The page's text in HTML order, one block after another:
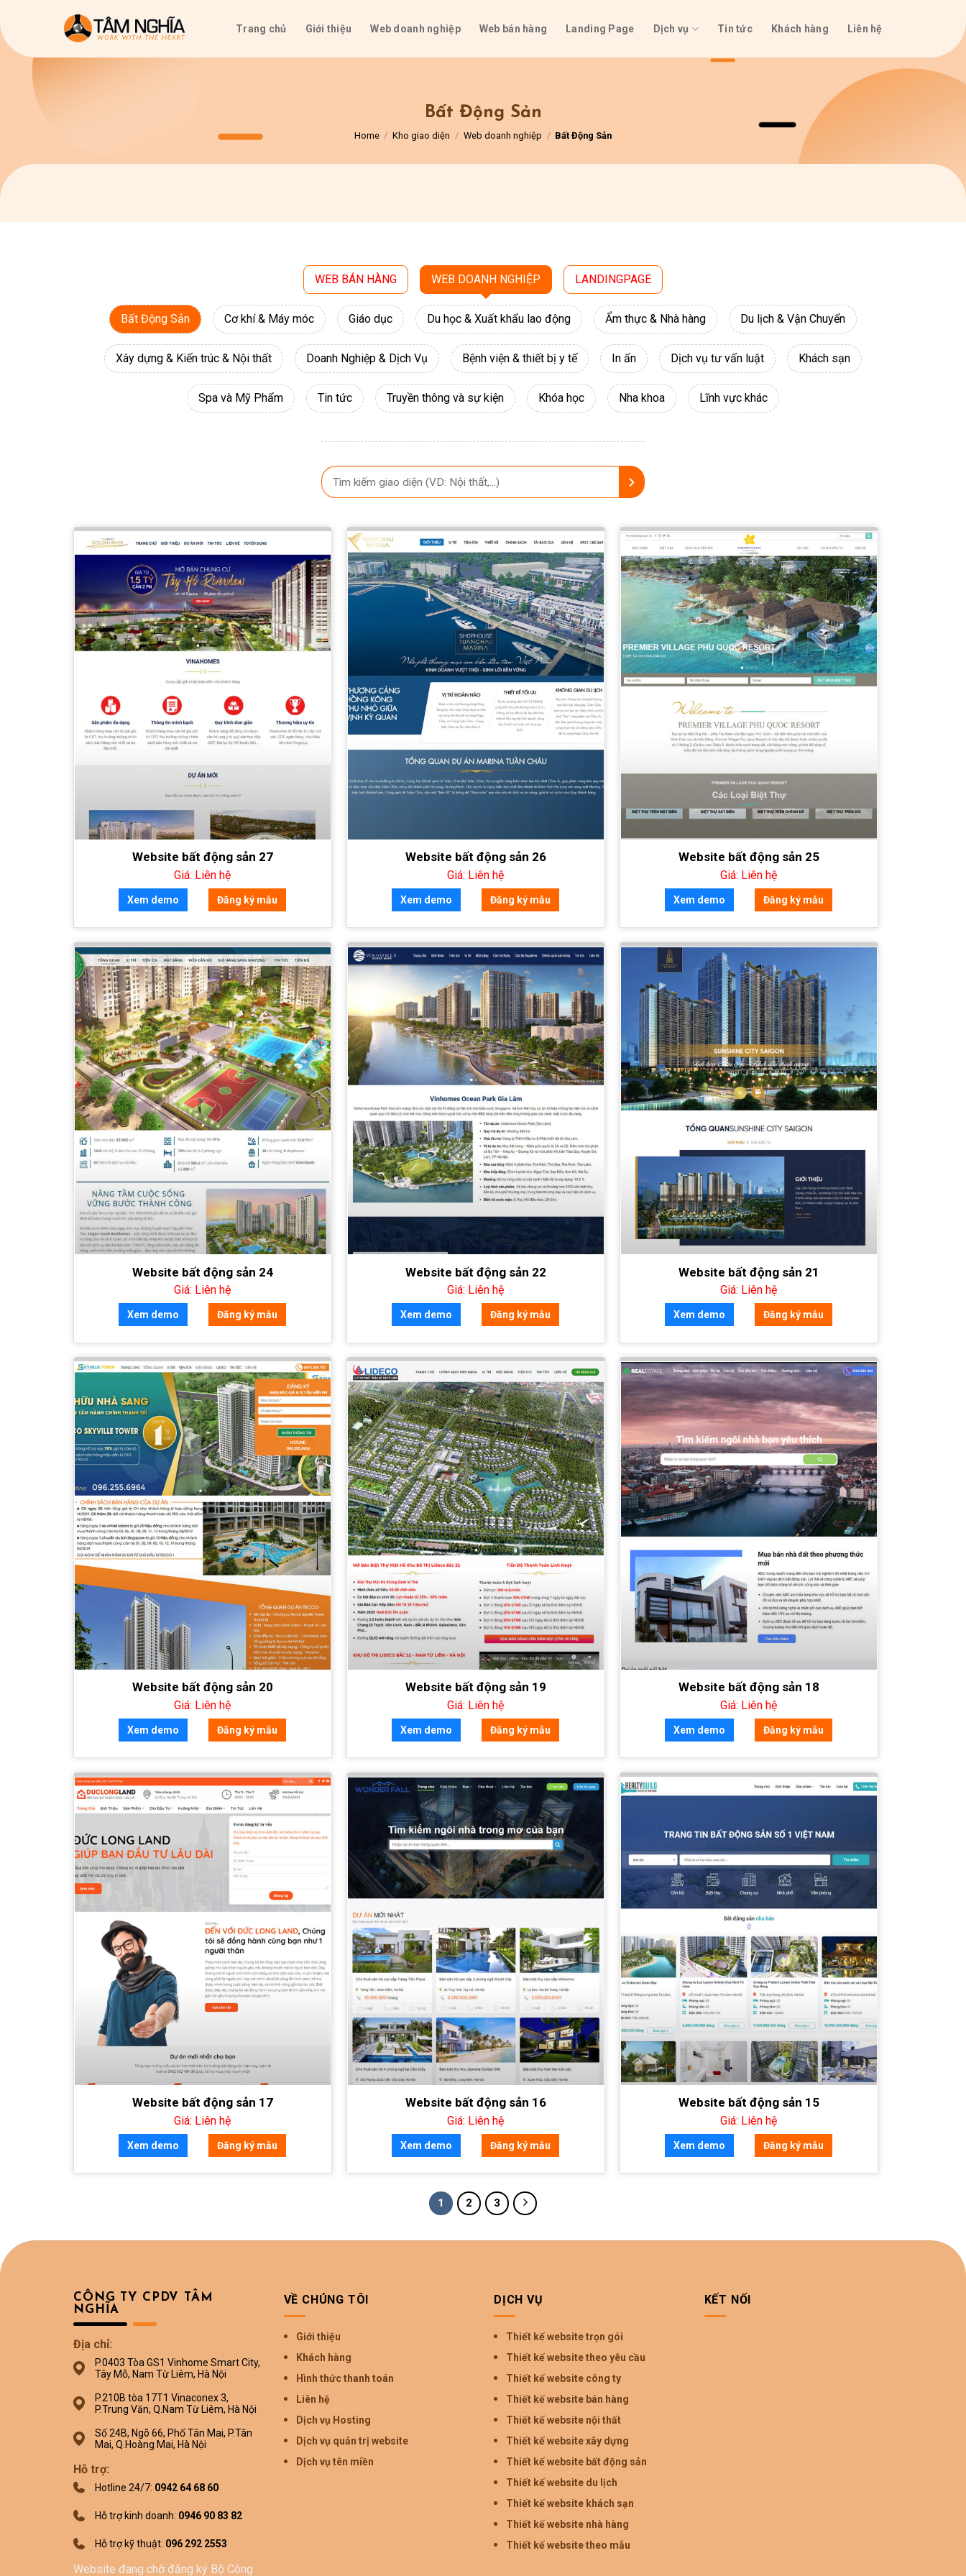
to
content
Trang chủ Giới thiệu Web doanh nghiệp Web bán hàng Landing Page Dịch vụ Tin tức Khách hàng Liên hệ
Bất Động Sản
Home / Kho giao diện / Web doanh nghiệp / Bất Động Sản
WEB BÁN HÀNG WEB DOANH NGHIỆP LANDINGPAGE
Bất Động Sản Cơ khí & Máy móc Giáo dục Du học & Xuất khẩu lao động Ẩm thực & Nhà hàng Du lịch & Vận Chuyển
Xây dựng & Kiến trúc & Nội thất Doanh Nghiệp & Dịch Vụ Bệnh viện & thiết bị y tế In ấn Dịch vụ tư vấn luật Khách sạn
Spa và Mỹ Phẩm Tin tức Truyền thông và sự kiện Khóa học Nha khoa Lĩnh vực khác
Website bất động sản 27
Giá: Liên hệ
Xem demo Đăng ký mẫu
Website bất động sản 26
Giá: Liên hệ
Xem demo Đăng ký mẫu
Website bất động sản 25
Giá: Liên hệ
Xem demo Đăng ký mẫu
Website bất động sản 24
Giá: Liên hệ
Xem demo Đăng ký mẫu
Website bất động sản 22
Giá: Liên hệ
Xem demo Đăng ký mẫu
Website bất động sản 21
Giá: Liên hệ
Xem demo Đăng ký mẫu
Website bất động sản 20
Giá: Liên hệ
Xem demo Đăng ký mẫu
Website bất động sản 19
Giá: Liên hệ
Xem demo Đăng ký mẫu
Website bất động sản 18
Giá: Liên hệ
Xem demo Đăng ký mẫu
Website bất động sản 17
Giá: Liên hệ
Xem demo Đăng ký mẫu
Website bất động sản 16
Giá: Liên hệ
Xem demo Đăng ký mẫu
Website bất động sản 15
Giá: Liên hệ
Xem demo Đăng ký mẫu
1 2 3
CÔNG TY CPDV TÂM
NGHĨA
Địa chỉ:
P.0403 Tòa GS1 Vinhome Smart City,
Tây Mỗ, Nam Từ Liêm, Hà Nội
P.210B tòa 17T1 Vinaconex 3,
P.Trung Văn, Q.Nam Từ Liêm, Hà Nội
Số 24B, Ngõ 66, Phố Tân Mai, P.Tân
Mai, Q.Hoàng Mai, Hà Nội
Hỗ trợ:
Hotline 24/7: 0942 64 68 60
Hỗ trợ kinh doanh: 0946 90 83 82
Hỗ trợ kỹ thuật: 096 292 2553
Website đang chờ đăng ký Bộ Công
VỀ CHÚNG TÔI
Giới thiệu
Khách hàng
Hình thức thanh toán
Liên hệ
Dịch vụ Hosting
Dịch vụ quản trị website
Dịch vụ tên miền
DỊCH VỤ
Thiết kế website trọn gói
Thiết kế website theo yêu cầu
Thiết kế website công ty
Thiết kế website bán hàng
Thiết kế website nội thất
Thiết kế website xây dựng
Thiết kế website bất động sản
Thiết kế website du lịch
Thiết kế website khách sạn
Thiết kế website nhà hàng
Thiết kế website theo mẫu
KẾT NỐI